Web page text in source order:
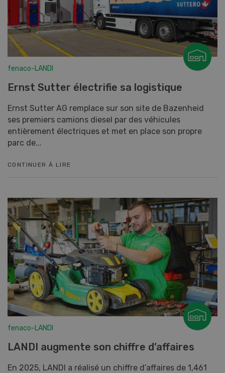
fenaco-LANDI
Ernst Sutter électrifie sa logistique
Ernst Sutter AG remplace sur son site de Bazenheid
ses premiers camions diesel par des véhicules
entièrement électriques et met en place son propre
parc de...
CONTINUER À LIRE
fenaco-LANDI
LANDI augmente son chiffre d’affaires
En 2025, LANDI a réalisé un chiffre d’affaires de 1,461